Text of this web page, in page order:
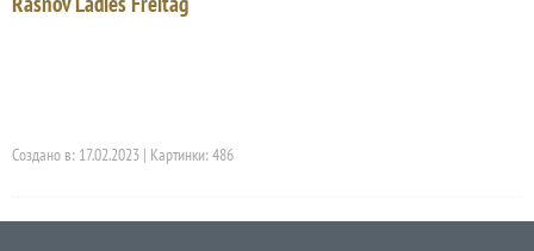
Создано в: 17.02.2023 | Картинки: 486